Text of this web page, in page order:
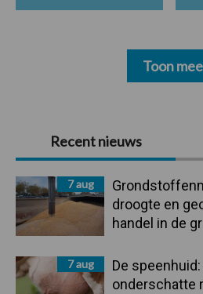
Primaire
Sidebar
Recent nieuws
7 aug
droogte en
handel in de
7 aug
De
onderschatte
Toon